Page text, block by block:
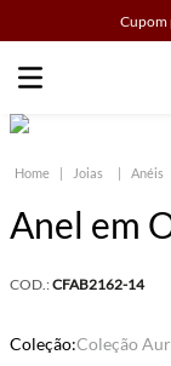
Cupom
Faça sua busca
Joias Anéis
Anel em
COD.:CFAB2162-14
Coleção:Coleção